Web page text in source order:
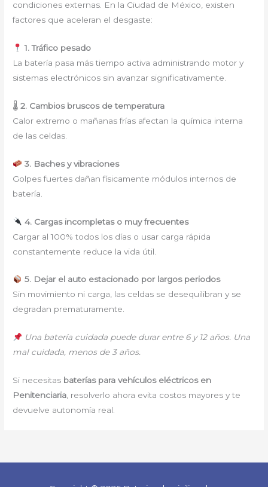
condiciones externas. En la Ciudad de México, existen
factores que aceleran el desgaste:
1. Tráfico pesado
La batería pasa más tiempo activa administrando motor y
sistemas electrónicos sin avanzar significativamente.
🌡2. Cambios bruscos de temperatura
Calor extremo o mañanas frías afectan la química interna
de las celdas.
3. Baches y vibraciones
Golpes fuertes dañan físicamente módulos internos de
batería.
4. Cargas incompletas o muy frecuentes
Cargar al 100% todos los días o usar carga rápida
constantemente reduce la vida útil.
5. Dejar el auto estacionado por largos periodos
Sin movimiento ni carga, las celdas se desequilibran y se
degradan prematuramente.
Una batería cuidada puede durar entre 6 y 12 años. Una
mal cuidada, menos de 3 años.
Si necesitas baterías para vehículos eléctricos en
Penitenciaria , resolverlo ahora evita costos mayores y te
devuelve autonomía real.